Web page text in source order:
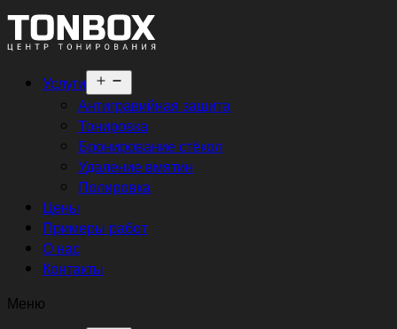
Услуги
меню
Антигравийная защита
Тонировка
Бронирование стёкол
Удаление вмятин
Полировка
Цены
Примеры работ
О нас
Контакты
Меню